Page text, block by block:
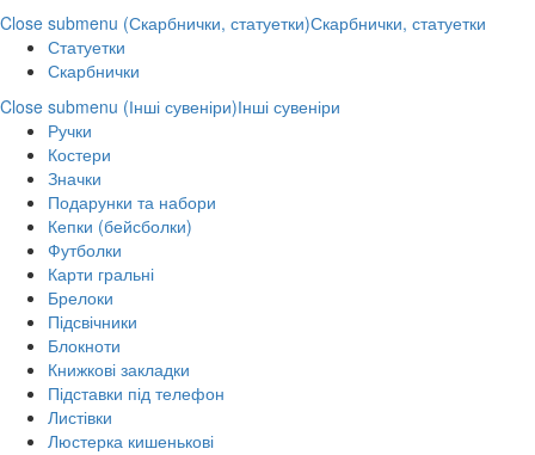
Close submenu (Скарбнички, статуетки)Скарбнички, статуетки
Статуетки
Скарбнички
Close submenu (Інші сувеніри)Інші сувеніри
Ручки
Костери
Значки
Подарунки та набори
Кепки (бейсболки)
Футболки
Карти гральні
Брелоки
Підсвічники
Блокноти
Книжкові закладки
Підставки під телефон
Листівки
Люстерка кишенькові